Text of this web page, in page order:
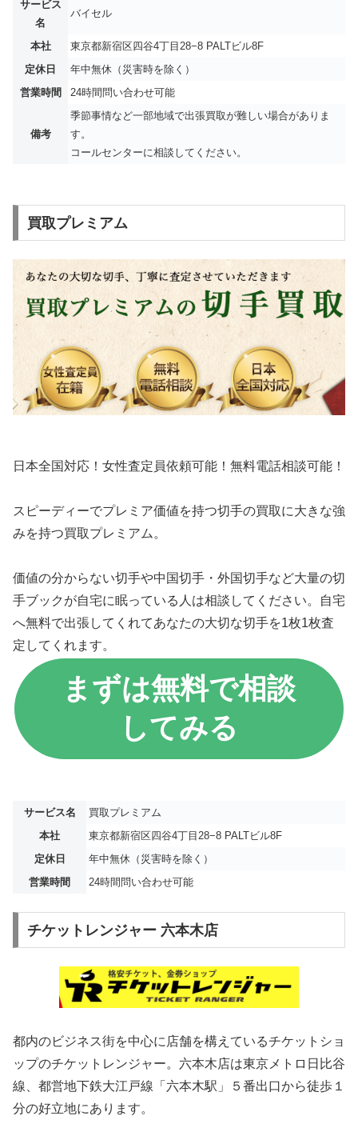
サービス
名
バイセル
本社
東京都新宿区四谷4丁目28−8 PALTビル8F
定休日
年中無休（災害時を除く）
営業時間
24時間問い合わせ可能
備考
季節事情など一部地域で出張買取が難しい場合がありま
す。
コールセンターに相談してください。
買取プレミアム
日本全国対応！女性査定員依頼可能！無料電話相談可能！
スピーディーでプレミア価値を持つ切手の買取に大きな強
みを持つ買取プレミアム。
価値の分からない切手や中国切手・外国切手など大量の切
手ブックが自宅に眠っている人は相談してください。自宅
へ無料で出張してくれてあなたの大切な切手を1枚1枚査
定してくれます。
まずは無料で相談
してみる
サービス名
買取プレミアム
本社
東京都新宿区四谷4丁目28−8 PALTビル8F
定休日
年中無休（災害時を除く）
営業時間
24時間問い合わせ可能
チケットレンジャー 六本木店
都内のビジネス街を中心に店舗を構えているチケットショ
ップのチケットレンジャー。六本木店は東京メトロ日比谷
線、都営地下鉄大江戸線「六本木駅」５番出口から徒歩１
分の好立地にあります。